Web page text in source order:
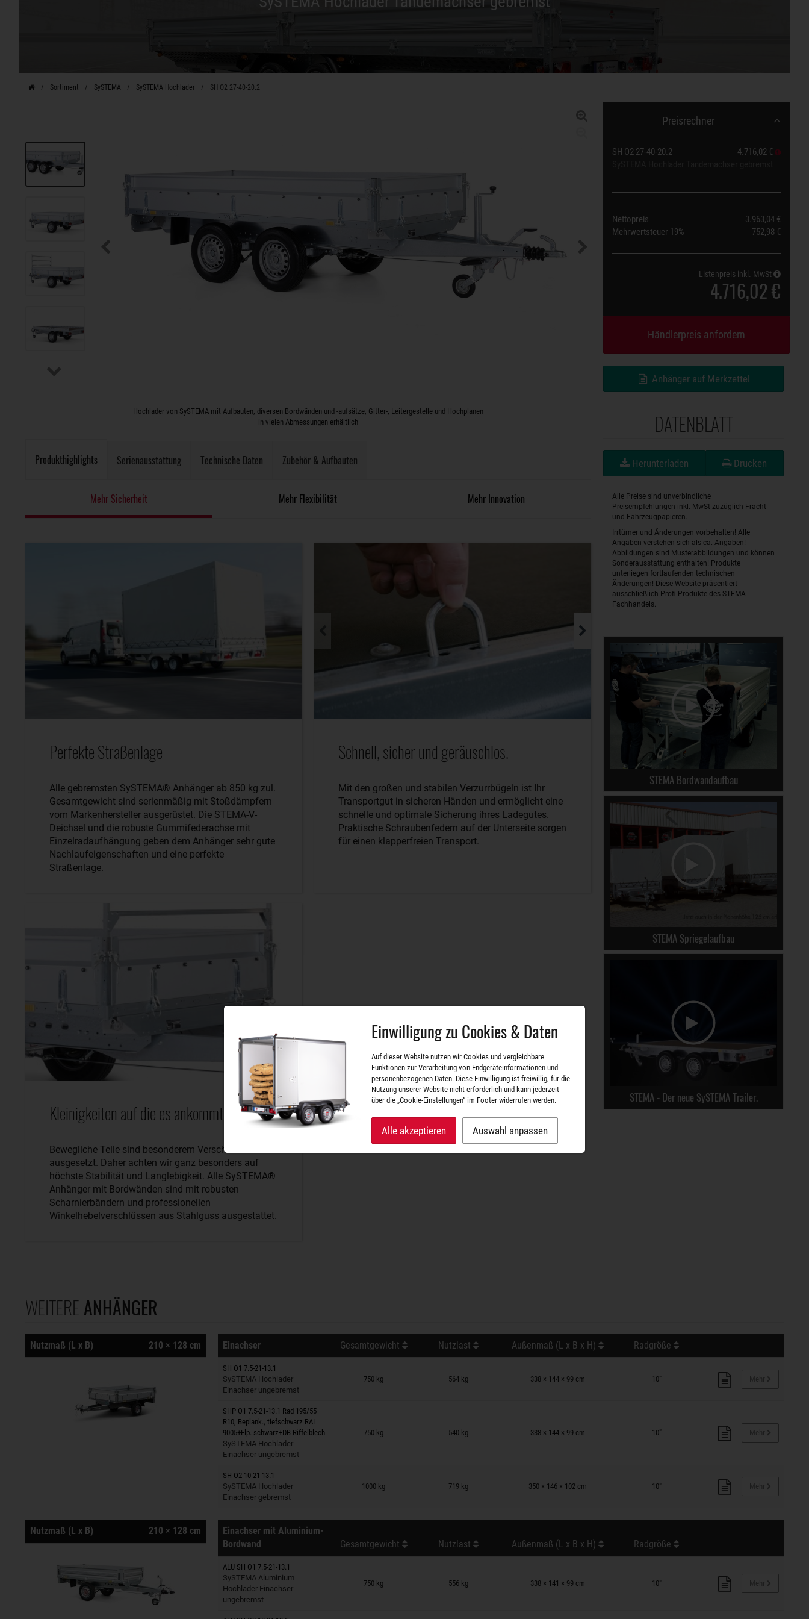
Sortiment SySTEMA SySTEMA Hochlader SH O2 27-40-20.2
Hochlader von SySTEMA mit Aufbauten, diversen Bordwänden und -aufsätze, Gitter-, Leitergestelle und Hochplanen
in vielen Abmessungen erhältlich
Produkthighlights Serienausstattung Technische Daten Zubehör & Aufbauten
Mehr Sicherheit Mehr Flexibilität Mehr Innovation
Perfekte Straßenlage
Alle gebremsten SySTEMA® Anhänger ab 850 kg zul.
Gesamtgewicht sind serienmäßig mit Stoßdämpfern
vom Markenhersteller ausgerüstet. Die STEMA-V-
Deichsel und die robuste Gummifederachse mit
Einzelradaufhängung geben dem Anhänger sehr gute
Nachlaufeigenschaften und eine perfekte
Straßenlage.
Schnell, sicher und geräuschlos.
Mit den großen und stabilen Verzurrbügeln ist Ihr
Transportgut in sicheren Händen und ermöglicht eine
schnelle und optimale Sicherung ihres Ladegutes.
Praktische Schraubenfedern auf der Unterseite sorgen
für einen klapperfreien Transport.
Kleinigkeiten auf die es ankommt.
Bewegliche Teile sind besonderem Verschleiß
ausgesetzt. Daher achten wir ganz besonders auf
höchste Stabilität und Langlebigkeit. Alle SySTEMA®
Anhänger mit Bordwänden sind mit robusten
Scharnierbändern und professionellen
Winkelhebelverschlüssen aus Stahlguss ausgestattet.
Preisrechner
SH O2 27-40-20.2
4.716,02 €
Nettopreis
3.963,04 €
Mehrwertsteuer 19% 752,98 €
Listenpreis inkl. MwSt
4.716,02 €
Händlerpreis anfordern
Anhänger auf Merkzettel
DATENBLATT
Herunterladen Drucken
Alle Preise sind unverbindliche
Preisempfehlungen inkl. MwSt zuzüglich Fracht
und Fahrzeugpapieren.
Irrtümer und Änderungen vorbehalten! Alle
Angaben verstehen sich als ca.-Angaben!
Abbildungen sind Musterabbildungen und können
Sonderausstattung enthalten! Produkte
unterliegen fortlaufenden technischen
Änderungen! Diese Website präsentiert
ausschließlich Profi-Produkte des STEMA-
Fachhandels.
STEMA Bordwandaufbau
STEMA Spriegelaufbau
STEMA - Der neue SySTEMA Trailer.
WEITERE ANHÄNGER
Nutzmaß (L x B) 210 × 128 cm Einachser Gesamtgewicht Nutzlast Außenmaß (L x B x H) Radgröße
SH O1 7.5-21-13.1
SySTEMA Hochlader
Einachser ungebremst
750 kg 564 kg 338 × 144 × 99 cm 10"
Anhänger auf Merkzettel
SHP O1 7.5-21-13.1 Rad 195/55
R10, Beplank., tiefschwarz RAL
9005+Flp. schwarz+DB-Riffelblech
SySTEMA Hochlader
Einachser ungebremst
750 kg 540 kg 338 × 144 × 99 cm 10"
Anhänger auf Merkzettel
SH O2 10-21-13.1
SySTEMA Hochlader
Einachser gebremst
1000 kg 719 kg 350 × 146 × 102 cm 10"
Anhänger auf Merkzettel
Nutzmaß (L x B) 210 × 128 cm
Einachser mit Aluminium-
Bordwand
Gesamtgewicht Nutzlast Außenmaß (L x B x H) Radgröße
ALU SH O1 7.5-21-13.1
SySTEMA Aluminium
Hochlader Einachser
ungebremst
750 kg 556 kg 338 × 141 × 99 cm 10"
Anhänger auf Merkzettel
Einwilligung zu Cookies & Daten
Auf dieser Website nutzen wir Cookies und vergleichbare
Funktionen zur Verarbeitung von Endgeräteinformationen und
personenbezogenen Daten. Diese Einwilligung ist freiwillig, für die
Nutzung unserer Website nicht erforderlich und kann jederzeit
über die „Cookie-Einstellungen“ im Footer widerrufen werden.
Alle akzeptieren Auswahl anpassen